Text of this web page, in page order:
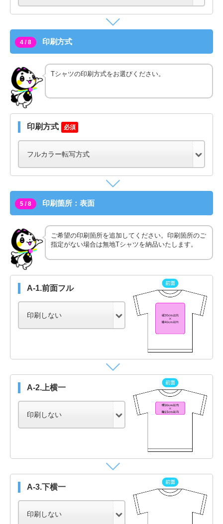
4 / 8 印刷方式
Tシャツの印刷方式をお選びください。
印刷方式 必須
5 / 8 印刷箇所：表面
ご希望の印刷箇所を追加してください。印刷箇所のご
指定がない場合は無地Tシャツを納品いたします。
A-1.前面フル
A-2.上横一
A-3.下横一